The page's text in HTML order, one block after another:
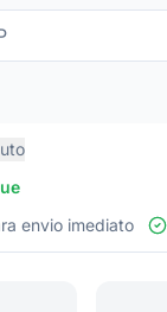
envio imediato